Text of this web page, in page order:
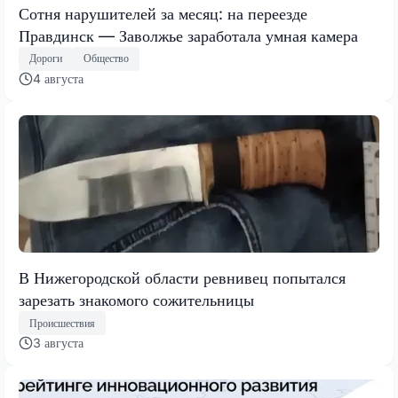
Сотня нарушителей за месяц: на переезде
Правдинск — Заволжье заработала умная камера
Дороги Общество
4 августа
В Нижегородской области ревнивец попытался
зарезать знакомого сожительницы
Происшествия
3 августа